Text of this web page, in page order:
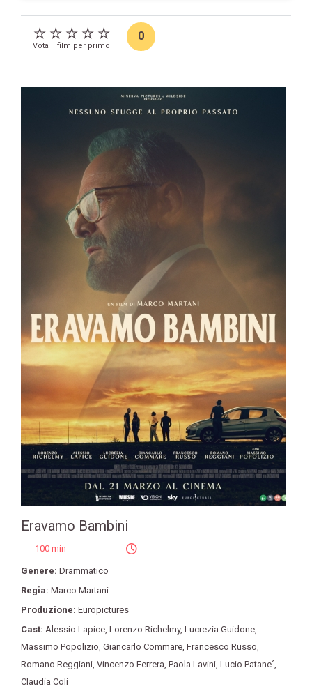
Vota il film per primo
0
Eravamo Bambini
100 min
Genere: Drammatico
Regia: Marco Martani
Produzione: Europictures
Cast: Alessio Lapice Lorenzo Richelmy, Lucrezia Guidone
Massimo Popolizio Giancarlo Commare Francesco Russo
Romano Reggiani Vincenzo Ferrera Paola Lavini Lucio Patane´
Claudia Coli